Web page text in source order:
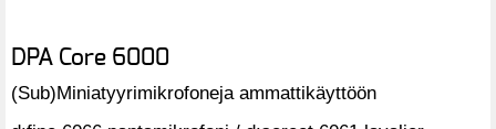
DPA Core 6000
(Sub)Miniatyyrimikrofoneja ammattikäyttöön